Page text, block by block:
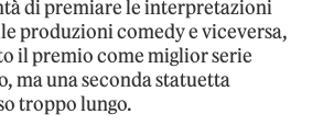
di premiare le interpretazioni
produzioni comedy e viceversa,
il premio come miglior serie
ma una seconda statuetta
troppo lungo.